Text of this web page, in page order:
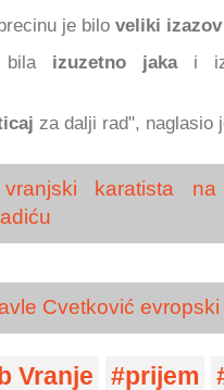
je bilo veliki izazov
bila izuzetno jaka i
za dalji rad", naglasio
karatista
Cvetković
Vranje prijem